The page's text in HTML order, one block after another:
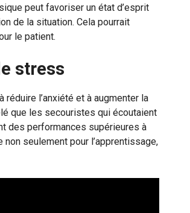
peut favoriser un état d’esprit
de la situation. Cela pourrait
le patient.
stress
l’anxiété et à augmenter la
que les secouristes qui écoutaient
des performances supérieures à
seulement pour l’apprentissage,